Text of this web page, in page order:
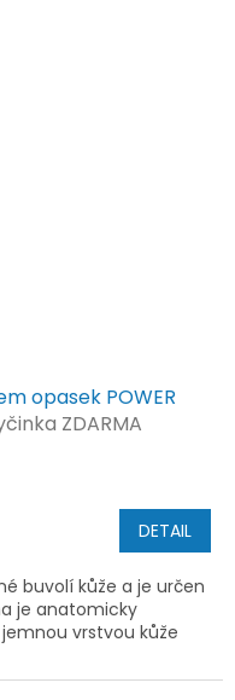
opasek POWER
ZDARMA
DETAIL
buvolí kůže a je určen
je anatomicky
vrstvou kůže